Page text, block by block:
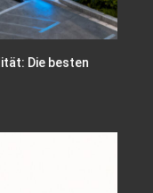
Die besten